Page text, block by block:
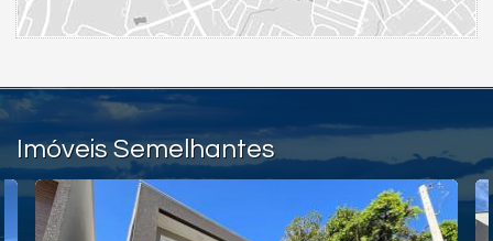
Itapema do Norte
Itapoá /SC
Imóveis Semelhantes